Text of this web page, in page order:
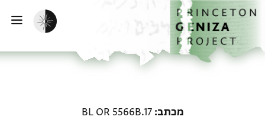
דילוג לתוכן
דף הבית
הפעלת מצב כהה
מכתב BL OR 5566B.17